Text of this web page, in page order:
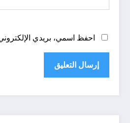
احفظ اسمي، بريدي